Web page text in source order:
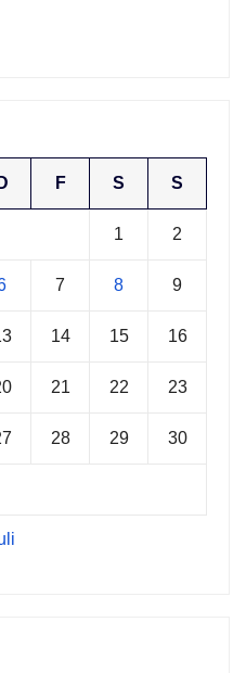
D F S S
1 2
7 8 9
14 15 16
21 22 23
28 29 30